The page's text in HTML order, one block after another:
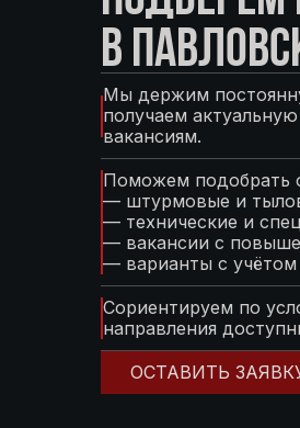
В
Мы держим
получаем
вакансиям.
Поможем подобрать
— штурмовые и
— технические и
— вакансии с
— варианты с учётом
Сориентируем по
направления
ОСТАВИТЬ